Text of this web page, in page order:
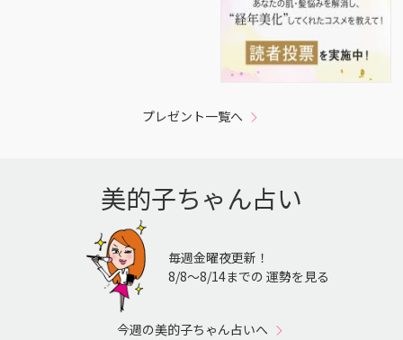
プレゼント一覧へ
美的子ちゃん占い
毎週金曜夜更新！
8/8〜8/14までの 運勢を見る
今週の美的子ちゃん占いへ